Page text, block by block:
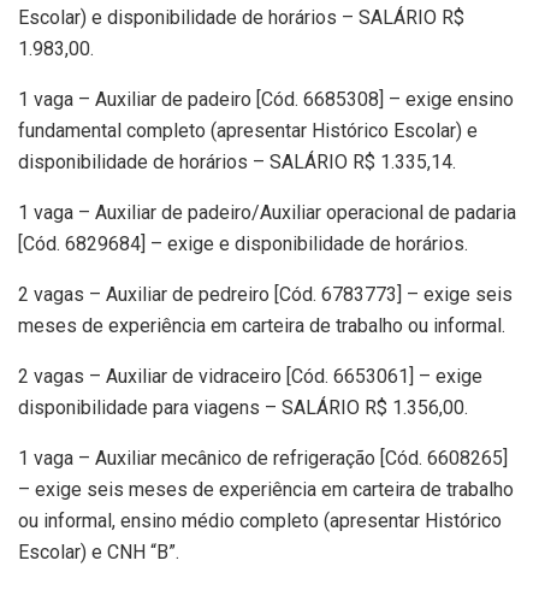
Escolar) e disponibilidade de horários – SALÁRIO R$
1.983,00.
1 vaga – Auxiliar de padeiro [Cód. 6685308] – exige ensino
fundamental completo (apresentar Histórico Escolar) e
disponibilidade de horários – SALÁRIO R$ 1.335,14.
1 vaga – Auxiliar de padeiro/Auxiliar operacional de padaria
[Cód. 6829684] – exige e disponibilidade de horários.
2 vagas – Auxiliar de pedreiro [Cód. 6783773] – exige seis
meses de experiência em carteira de trabalho ou informal.
2 vagas – Auxiliar de vidraceiro [Cód. 6653061] – exige
disponibilidade para viagens – SALÁRIO R$ 1.356,00.
1 vaga – Auxiliar mecânico de refrigeração [Cód. 6608265]
– exige seis meses de experiência em carteira de trabalho
ou informal, ensino médio completo (apresentar Histórico
Escolar) e CNH “B”.